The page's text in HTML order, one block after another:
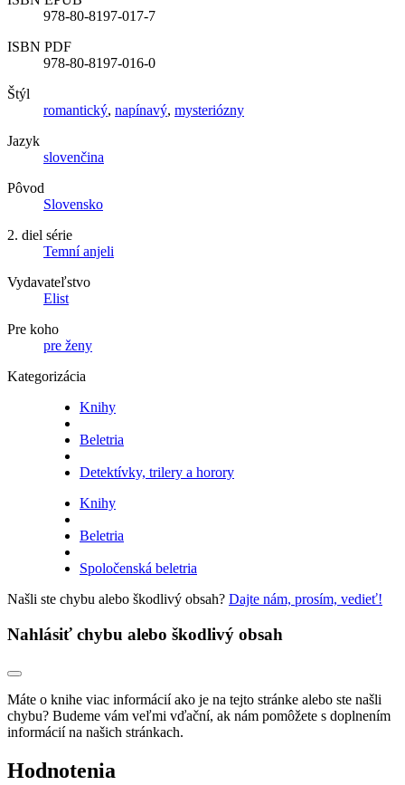
978-80-8197-017-7
ISBN PDF
978-80-8197-016-0
Štýl
romantický, napínavý, mysteriózny
Jazyk
slovenčina
Pôvod
Slovensko
2. diel série
Temní anjeli
Vydavateľstvo
Elist
Pre koho
pre ženy
Kategorizácia
Knihy
Beletria
Detektívky, trilery a horory
Knihy
Beletria
Spoločenská beletria
Našli ste chybu alebo škodlivý obsah? Dajte nám, prosím, vedieť!
Nahlásiť chybu alebo škodlivý obsah
Máte o knihe viac informácií ako je na tejto stránke alebo ste našli
chybu? Budeme vám veľmi vďační, ak nám pomôžete s doplnením
informácií na našich stránkach.
Hodnotenia